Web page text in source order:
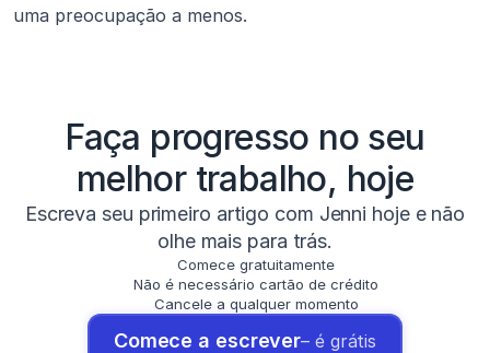
uma preocupação a menos.
Faça progresso no seu
melhor trabalho, hoje
Escreva seu primeiro artigo com Jenni hoje e não
olhe mais para trás.
Comece gratuitamente
Não é necessário cartão de crédito
Cancele a qualquer momento
Comece a escrever– é grátis